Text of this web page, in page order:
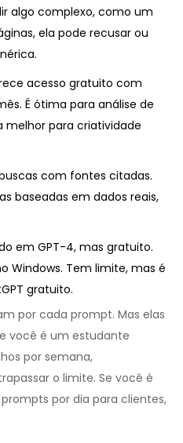
algo complexo, como um
ela pode recusar ou
acesso gratuito com
É ótima para análise de
melhor para criatividade
com fontes citadas.
baseadas em dados reais,
em GPT-4, mas gratuito.
Windows. Tem limite, mas é
gratuito.
por cada prompt. Mas elas
você é um estudante
por semana,
o limite. Se você é
por dia para clientes,